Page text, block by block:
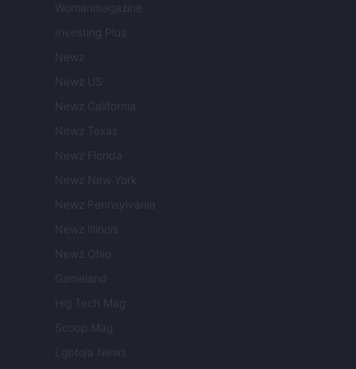
Womanmagazine
Investing Plus
Newz
Newz US
Newz California
Newz Texas
Newz Florida
Newz New York
Newz Pennsylvania
Newz Illinois
Newz Ohio
Gameland
Hig Tech Mag
Scoop Mag
Lgbtqia News